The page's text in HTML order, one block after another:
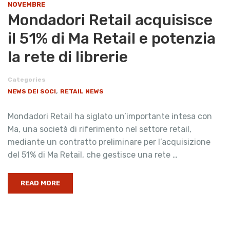
NOVEMBRE
Mondadori Retail acquisisce
il 51% di Ma Retail e potenzia
la rete di librerie
Categories
NEWS DEI SOCI, RETAIL NEWS
Mondadori Retail ha siglato un’importante intesa con
Ma, una società di riferimento nel settore retail,
mediante un contratto preliminare per l’acquisizione
del 51% di Ma Retail, che gestisce una rete …
READ MORE